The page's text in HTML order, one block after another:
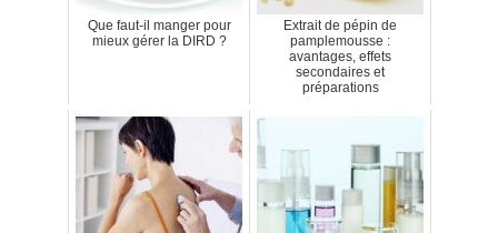
Que faut-il manger pour
mieux gérer la DIRD ?
Extrait de pépin de
pamplemousse :
avantages, effets
secondaires et
préparations